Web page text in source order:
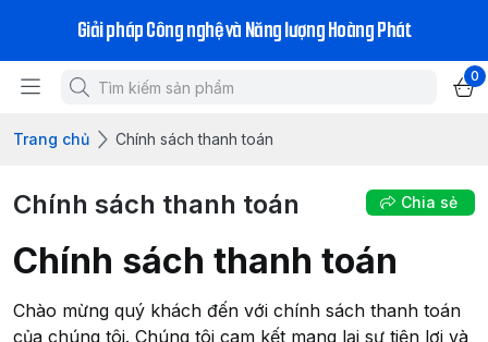
Giải pháp Công nghệ và Năng lượng Hoàng Phát
0
Trang chủ Chính sách thanh toán
Chính sách thanh toán Chia sẻ
Chính sách thanh toán
Chào mừng quý khách đến với chính sách thanh toán
của chúng tôi. Chúng tôi cam kết mang lại sự tiện lợi và